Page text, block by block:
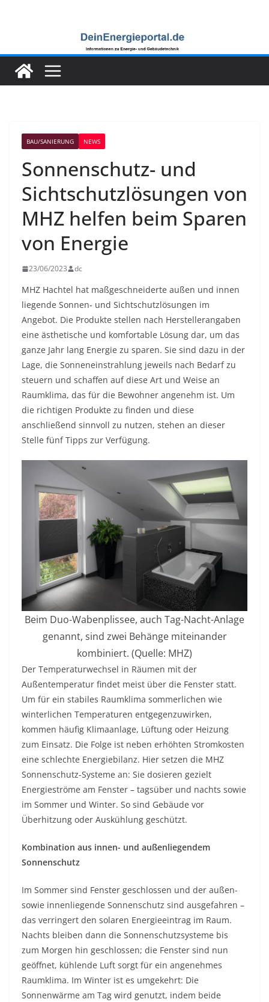
BAU/SANIERUNG NEWS
Sonnenschutz- und
Sichtschutzlösungen von
MHZ helfen beim Sparen
von Energie
23/06/2023 dc
MHZ Hachtel hat maßgeschneiderte außen und innen
liegende Sonnen- und Sichtschutzlösungen im
Angebot. Die Produkte stellen nach Herstellerangaben
eine ästhetische und komfortable Lösung dar, um das
ganze Jahr lang Energie zu sparen. Sie sind dazu in der
Lage, die Sonneneinstrahlung jeweils nach Bedarf zu
steuern und schaffen auf diese Art und Weise an
Raumklima, das für die Bewohner angenehm ist. Um
die richtigen Produkte zu finden und diese
anschließend sinnvoll zu nutzen, stehen an dieser
Stelle fünf Tipps zur Verfügung.
Beim Duo-Wabenplissee, auch Tag-Nacht-Anlage
genannt, sind zwei Behänge miteinander
kombiniert. (Quelle: MHZ)
Der Temperaturwechsel in Räumen mit der
Außentemperatur findet meist über die Fenster statt.
Um für ein stabiles Raumklima sommerlichen wie
winterlichen Temperaturen entgegenzuwirken,
kommen häufig Klimaanlage, Lüftung oder Heizung
zum Einsatz. Die Folge ist neben erhöhten Stromkosten
eine schlechte Energiebilanz. Hier setzen die MHZ
Sonnenschutz-Systeme an: Sie dosieren gezielt
Energieströme am Fenster – tagsüber und nachts sowie
im Sommer und Winter. So sind Gebäude vor
Überhitzung oder Auskühlung geschützt.
Kombination aus innen- und außenliegendem
Sonnenschutz
Im Sommer sind Fenster geschlossen und der außen-
sowie innenliegende Sonnenschutz sind ausgefahren –
das verringert den solaren Energieeintrag im Raum.
Nachts bleiben dann die Sonnenschutzsysteme bis
zum Morgen hin geschlossen; die Fenster sind nun
geöffnet, kühlende Luft sorgt für ein angenehmes
Raumklima. Im Winter ist es umgekehrt: Die
Sonnenwärme am Tag wird genutzt, indem beide